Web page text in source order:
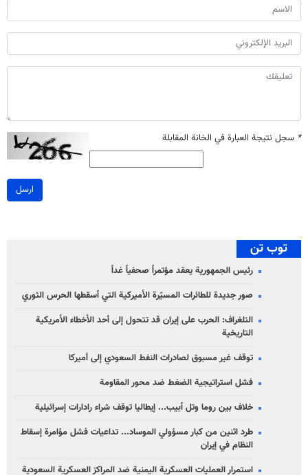
* سجل نتيجة العبارة في الخانة المقابلة
ارسل
توب تن
رئيس الجمهورية يعقد مؤتمراً صحفياً غداً
صور جديدة للطائرات المسيّرة الأميركية التي أسقطها الحرس الثوري
التلغراف: الحرب على إيران قد تتحول إلى أحد الأخطاء الأمريكية
التاريخية
توقف غير مسبوق لصادرات النفط السعودي إلى أميركا
فشل استراتيجية الضغط ضد محور المقاومة
خلاف بين روما وتل أبيب... إيطاليا توقف شراء رادارات إسرائيلية
طرد اثنين من كبار مسؤولي الموساد... تداعيات فشل مؤامرة إسقاط
النظام في إيران
استمرار العمليات العسكرية اليمنية ضد المراكز العسكرية السعودية